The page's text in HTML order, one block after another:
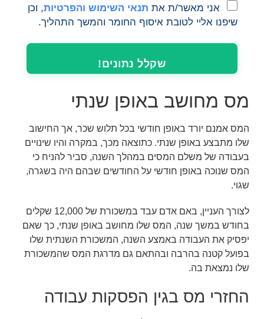
אני מאשר/ת את תנאי השימוש והפרטיות, וכן
שיפנו אליי לטובת איסוף החומר והמשך התהליך.
שקלל נתונים!
מס מחושב באופן שנתי
המס אמנם יורד באופן חודשי בכל תלוש שכר, אך החישוב
שלו מתבצע באופן שנתי. כתוצאה מכך, במקרה והיו שינויים
בעבודה של משלם המסים במהלך השנה, סביר להניח כי
המס שנוכה באופן חודשי על החודשים שבהם היה בשגרה,
שגוי.
לצורך העניין, באם אדם עבד במשכורת של 12,000 שקלים
בחודש במשך שנה, המס שלו מחושב באופן שנתי, כך שאם
יפסיק את העבודה באמצע השנה, המשכורת השנתית שלו
בפועל קטנה בהרבה ובהתאם גם מדרגת המס שהמשכורת
שלו נמצאת בה.
החזרי מס בגין הפסקות עבודה